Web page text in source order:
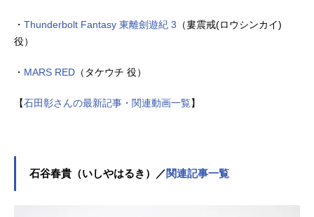
・ Thunderbolt Fantasy 東離劍遊紀 3 （婁震戒(ロウシンカイ)
役）
・ MARS RED （タケウチ 役）
【石田彰さんの最新記事・関連動画一覧】
石谷春貴（いしやはるき）／関連記事一覧